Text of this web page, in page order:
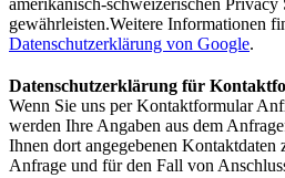
amerikanisch-schweizerischen Privacy
gewährleisten.Weitere Informationen
Datenschutzerklärung von Google.
Datenschutzerklärung für
Wenn Sie uns per Kontaktformular
werden Ihre Angaben aus dem
Ihnen dort angegebenen Kontaktdaten
Anfrage und für den Fall von